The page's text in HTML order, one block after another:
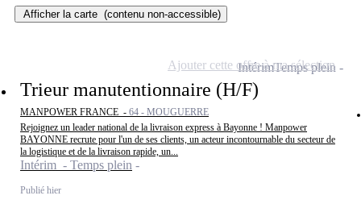
Afficher la carte (contenu non-accessible)
Trieur manutentionnaire (H/F)
MANPOWER FRANCE - 64 - MOUGUERRE
Rejoignez un leader national de la livraison express à Bayonne ! Manpower
BAYONNE recrute pour l'un de ses clients, un acteur incontournable du secteur de
la logistique et de la livraison rapide, un...
Intérim - Temps plein
Publié hier
IntérimTemps plein
Ajouter cette offre à ma sélection